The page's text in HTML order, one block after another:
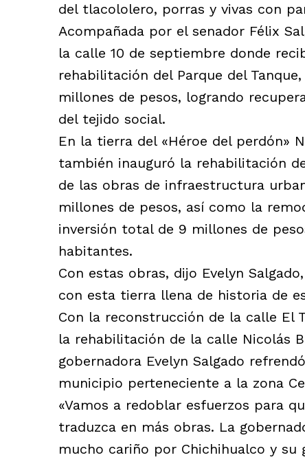
del tlacololero, porras y vivas con
Acompañada por el senador Félix
la calle 10 de septiembre donde
rehabilitación del Parque del
millones de pesos, logrando
del tejido social.
En la tierra del «Héroe del perdón»
también inauguró la rehabilitación
de las obras de infraestructura
millones de pesos, así como la
inversión total de 9 millones de
habitantes.
Con estas obras, dijo Evelyn
con esta tierra llena de historia de
Con la reconstrucción de la calle El
la rehabilitación de la calle Nicolás
gobernadora Evelyn Salgado
municipio perteneciente a la zona
«Vamos a redoblar esfuerzos para
traduzca en más obras. La
mucho cariño por Chichihualco y su